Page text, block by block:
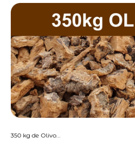
350 kg de Olivo...